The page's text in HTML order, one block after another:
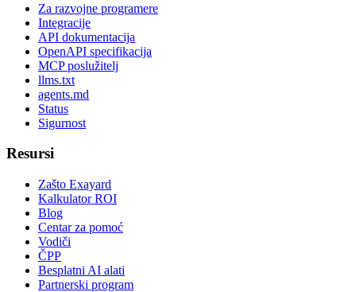
Za razvojne programere
Integracije
API dokumentacija
OpenAPI specifikacija
MCP poslužitelj
llms.txt
agents.md
Status
Sigurnost
Resursi
Zašto Exayard
Kalkulator ROI
Blog
Centar za pomoć
Vodiči
ČPP
Besplatni AI alati
Partnerski program